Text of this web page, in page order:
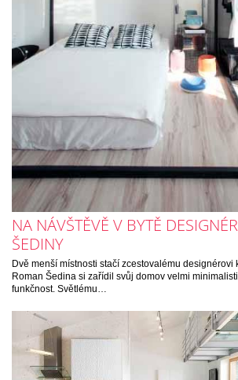
NA NÁVŠTĚVĚ V BYTĚ
ŠEDINY
Dvě menší místnosti stačí zcestovalému designérovi
Roman Šedina si zařídil svůj domov velmi
funkčnost. Světlému…